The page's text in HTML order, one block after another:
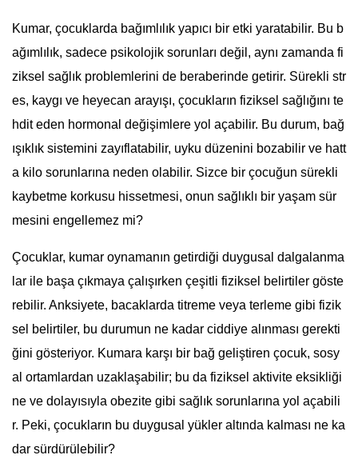
Kumar, çocuklarda bağımlılık yapıcı bir etki yaratabilir. Bu b
ağımlılık, sadece psikolojik sorunları değil, aynı zamanda fi
ziksel sağlık problemlerini de beraberinde getirir. Sürekli str
es, kaygı ve heyecan arayışı, çocukların fiziksel sağlığını te
hdit eden hormonal değişimlere yol açabilir. Bu durum, bağ
ışıklık sistemini zayıflatabilir, uyku düzenini bozabilir ve hatt
a kilo sorunlarına neden olabilir. Sizce bir çocuğun sürekli
kaybetme korkusu hissetmesi, onun sağlıklı bir yaşam sür
mesini engellemez mi?
Çocuklar, kumar oynamanın getirdiği duygusal dalgalanma
lar ile başa çıkmaya çalışırken çeşitli fiziksel belirtiler göste
rebilir. Anksiyete, bacaklarda titreme veya terleme gibi fizik
sel belirtiler, bu durumun ne kadar ciddiye alınması gerekti
ğini gösteriyor. Kumara karşı bir bağ geliştiren çocuk, sosy
al ortamlardan uzaklaşabilir; bu da fiziksel aktivite eksikliği
ne ve dolayısıyla obezite gibi sağlık sorunlarına yol açabili
r. Peki, çocukların bu duygusal yükler altında kalması ne ka
dar sürdürülebilir?